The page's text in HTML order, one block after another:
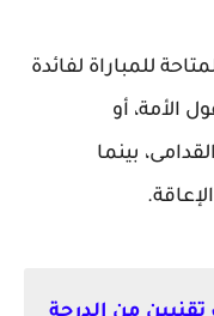
للمباراة لفائدة
الأمة، أو
بينما